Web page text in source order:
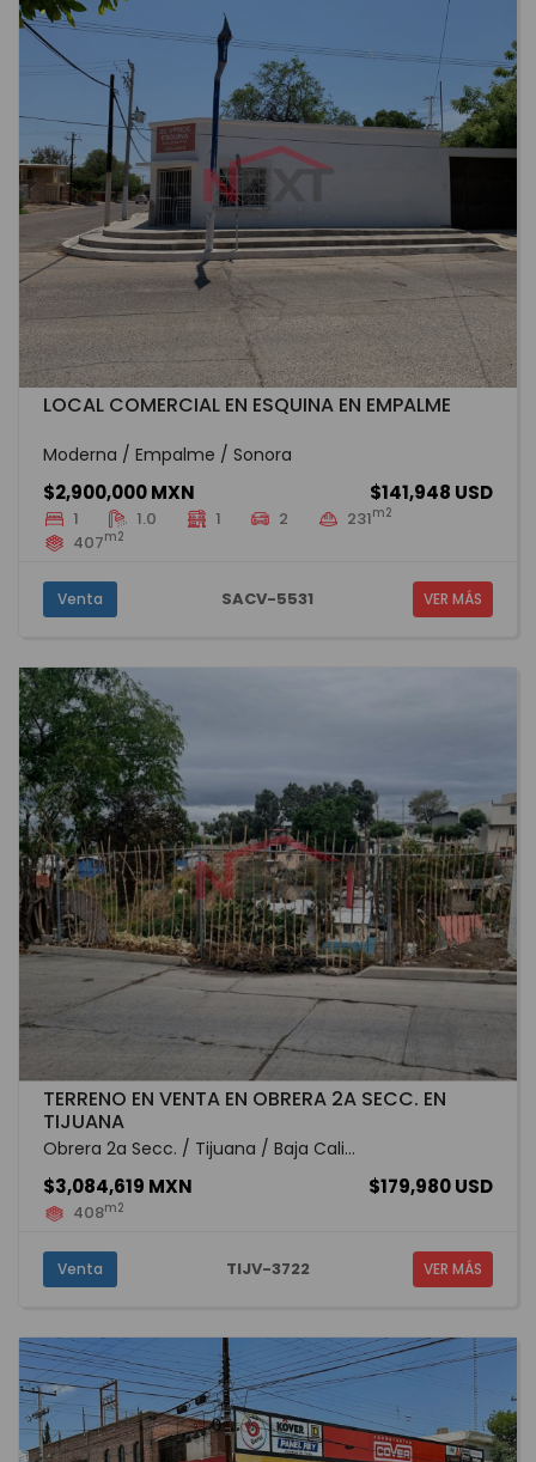
LOCAL COMERCIAL EN ESQUINA EN EMPALME
Moderna / Empalme / Sonora
$2,900,000 MXN $141,948 USD
1 1.0 1 2 231m2
407m2
Venta SACV-5531 VER MÁS
TERRENO EN VENTA EN OBRERA 2A SECC. EN
TIJUANA
Obrera 2a Secc. / Tijuana / Baja Cali...
$3,084,619 MXN $179,980 USD
408m2
Venta TIJV-3722 VER MÁS